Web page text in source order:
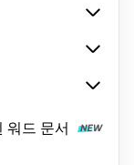
워드 문서